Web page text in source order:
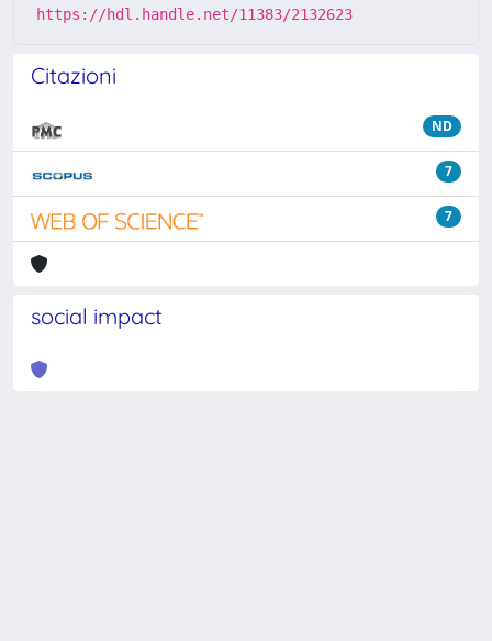
https://hdl.handle.net/11383/2132623
Citazioni
ND
7
7
social impact